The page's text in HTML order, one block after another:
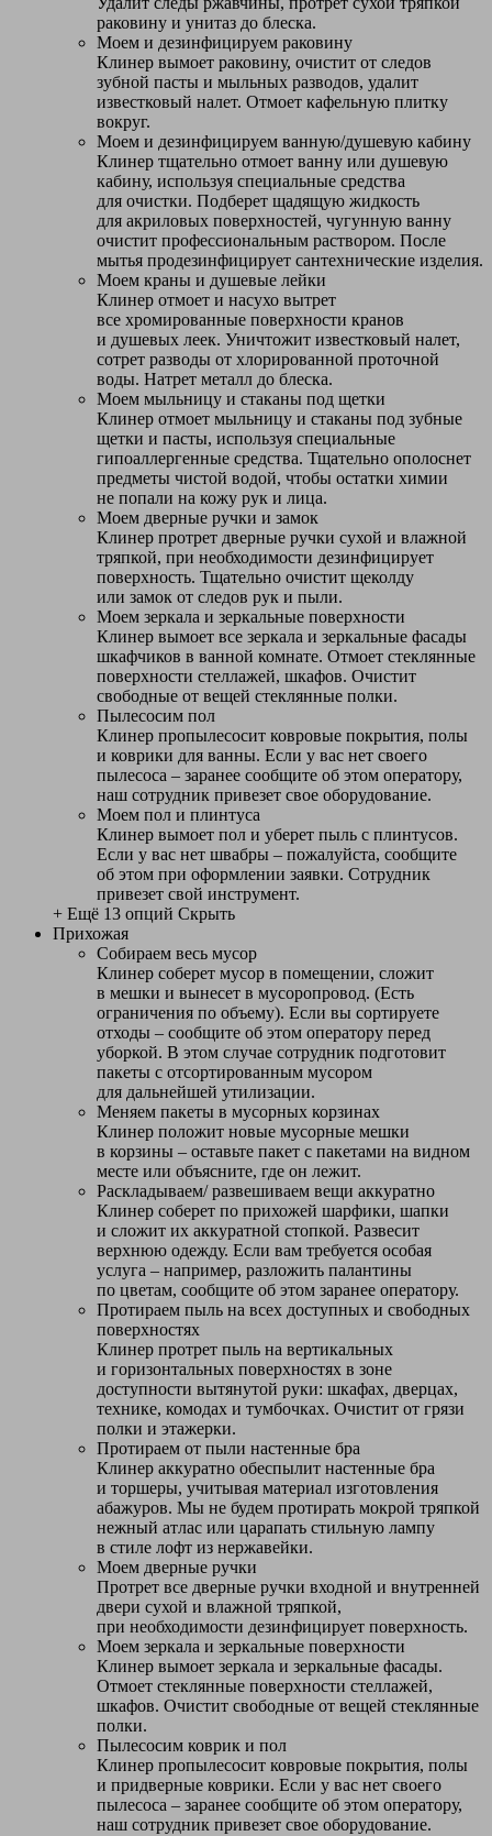
раковину и унитаз до блеска.
Моем и дезинфицируем раковину
Клинер вымоет раковину, очистит от следов
зубной пасты и мыльных разводов, удалит
известковый налет. Отмоет кафельную плитку
вокруг.
Моем и дезинфицируем ванную/душевую кабину
Клинер тщательно отмоет ванну или душевую
кабину, используя специальные средства
для очистки. Подберет щадящую жидкость
для акриловых поверхностей, чугунную ванну
очистит профессиональным раствором. После
мытья продезинфицирует сантехнические изделия.
Моем краны и душевые лейки
Клинер отмоет и насухо вытрет
все хромированные поверхности кранов
и душевых леек. Уничтожит известковый налет,
сотрет разводы от хлорированной проточной
воды. Натрет металл до блеска.
Моем мыльницу и стаканы под щетки
Клинер отмоет мыльницу и стаканы под зубные
щетки и пасты, используя специальные
гипоаллергенные средства. Тщательно ополоснет
предметы чистой водой, чтобы остатки химии
не попали на кожу рук и лица.
Моем дверные ручки и замок
Клинер протрет дверные ручки сухой и влажной
тряпкой, при необходимости дезинфицирует
поверхность. Тщательно очистит щеколду
или замок от следов рук и пыли.
Моем зеркала и зеркальные поверхности
Клинер вымоет все зеркала и зеркальные фасады
шкафчиков в ванной комнате. Отмоет стеклянные
поверхности стеллажей, шкафов. Очистит
свободные от вещей стеклянные полки.
Пылесосим пол
Клинер пропылесосит ковровые покрытия, полы
и коврики для ванны. Если у вас нет своего
пылесоса – заранее сообщите об этом оператору,
наш сотрудник привезет свое оборудование.
Моем пол и плинтуса
Клинер вымоет пол и уберет пыль с плинтусов.
Если у вас нет швабры – пожалуйста, сообщите
об этом при оформлении заявки. Сотрудник
привезет свой инструмент.
+ Ещё 13 опций Скрыть
Прихожая
Собираем весь мусор
Клинер соберет мусор в помещении, сложит
в мешки и вынесет в мусоропровод. (Есть
ограничения по объему). Если вы сортируете
отходы – сообщите об этом оператору перед
уборкой. В этом случае сотрудник подготовит
пакеты с отсортированным мусором
для дальнейшей утилизации.
Меняем пакеты в мусорных корзинах
Клинер положит новые мусорные мешки
в корзины – оставьте пакет с пакетами на видном
месте или объясните, где он лежит.
Раскладываем/ развешиваем вещи аккуратно
Клинер соберет по прихожей шарфики, шапки
и сложит их аккуратной стопкой. Развесит
верхнюю одежду. Если вам требуется особая
услуга – например, разложить палантины
по цветам, сообщите об этом заранее оператору.
Протираем пыль на всех доступных и свободных
поверхностях
Клинер протрет пыль на вертикальных
и горизонтальных поверхностях в зоне
доступности вытянутой руки: шкафах, дверцах,
технике, комодах и тумбочках. Очистит от грязи
полки и этажерки.
Протираем от пыли настенные бра
Клинер аккуратно обеспылит настенные бра
и торшеры, учитывая материал изготовления
абажуров. Мы не будем протирать мокрой тряпкой
нежный атлас или царапать стильную лампу
в стиле лофт из нержавейки.
Моем дверные ручки
Протрет все дверные ручки входной и внутренней
двери сухой и влажной тряпкой,
при необходимости дезинфицирует поверхность.
Моем зеркала и зеркальные поверхности
Клинер вымоет зеркала и зеркальные фасады.
Отмоет стеклянные поверхности стеллажей,
шкафов. Очистит свободные от вещей стеклянные
полки.
Пылесосим коврик и пол
Клинер пропылесосит ковровые покрытия, полы
и придверные коврики. Если у вас нет своего
пылесоса – заранее сообщите об этом оператору,
наш сотрудник привезет свое оборудование.